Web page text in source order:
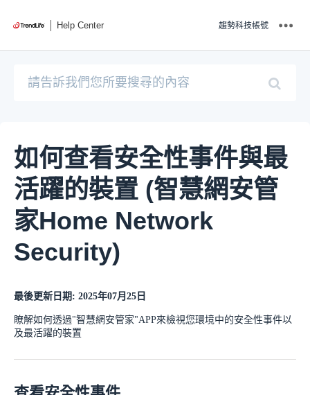
Help Center 趨勢科技帳號
如何查看安全性事件與最
活躍的裝置 (智慧網安管
家Home Network
Security)
最後更新日期: 2025年07月25日
瞭解如何透過"智慧網安管家"APP來檢視您環境中的安全性事件以
及最活躍的裝置